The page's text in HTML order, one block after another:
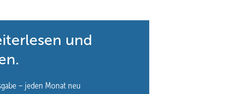
und
– jeden Monat neu